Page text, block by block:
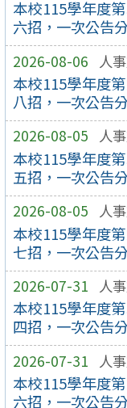
本校115學年度
六招，一次公告
2026-08-06 人
本校115學年度
八招，一次公告
2026-08-05 人
本校115學年度
五招，一次公告
2026-08-05 人
本校115學年度
七招，一次公告
2026-07-31 人
本校115學年度
四招，一次公告
2026-07-31 人
本校115學年度
六招，一次公告